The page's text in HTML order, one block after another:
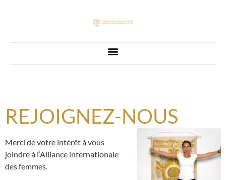
REJOIGNEZ-NOUS
Merci de votre intérêt à vous
joindre à l’Alliance internationale
des femmes.